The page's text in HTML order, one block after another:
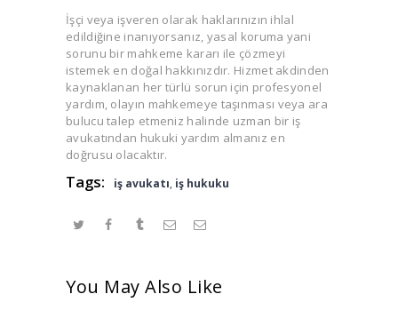
İşçi veya işveren olarak haklarınızın ihlal
edildiğine inanıyorsanız, yasal koruma yani
sorunu bir mahkeme kararı ile çözmeyi
istemek en doğal hakkınızdır. Hizmet akdinden
kaynaklanan her türlü sorun için profesyonel
yardım, olayın mahkemeye taşınması veya ara
bulucu talep etmeniz halinde uzman bir iş
avukatından hukuki yardım almanız en
doğrusu olacaktır.
Tags: iş avukatı, iş hukuku
You May Also Like